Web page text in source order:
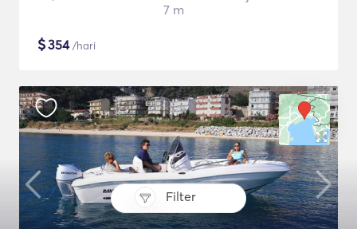
Filter
7 m
$354/hari